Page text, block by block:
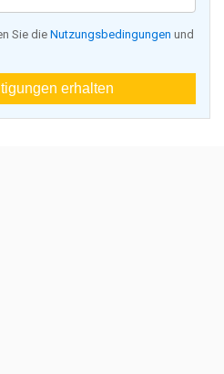
Sie die Nutzungsbedingungen und
erhalten